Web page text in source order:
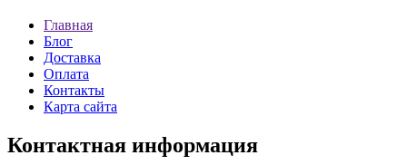
Главная
Блог
Доставка
Оплата
Контакты
Карта сайта
Контактная информация